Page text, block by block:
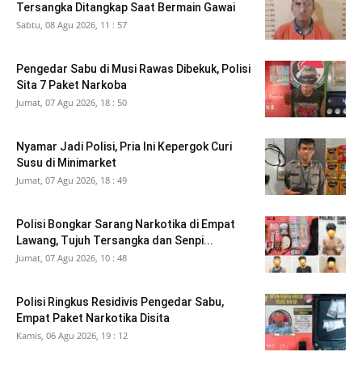
Tersangka Ditangkap Saat Bermain Gawai
Sabtu, 08 Agu 2026, 11 : 57
Pengedar Sabu di Musi Rawas Dibekuk, Polisi
Sita 7 Paket Narkoba
Jumat, 07 Agu 2026, 18 : 50
Nyamar Jadi Polisi, Pria Ini Kepergok Curi
Susu di Minimarket
Jumat, 07 Agu 2026, 18 : 49
Polisi Bongkar Sarang Narkotika di Empat
Lawang, Tujuh Tersangka dan Senpi...
Jumat, 07 Agu 2026, 10 : 48
Polisi Ringkus Residivis Pengedar Sabu,
Empat Paket Narkotika Disita
Kamis, 06 Agu 2026, 19 : 12